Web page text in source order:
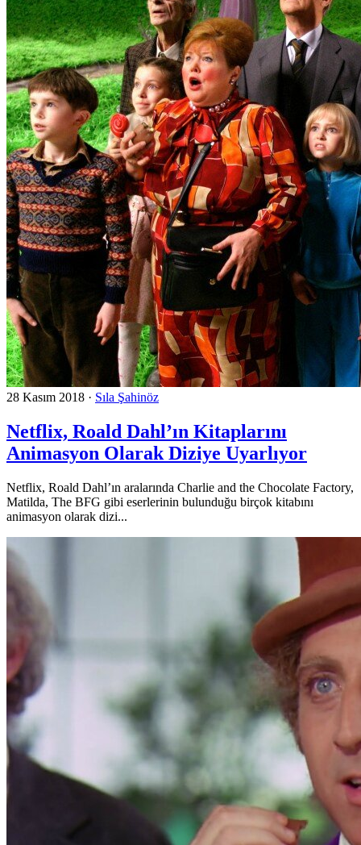
28 Kasım 2018 · Sıla Şahinöz
Netflix, Roald Dahl’ın Kitaplarını
Animasyon Olarak Diziye Uyarlıyor
Netflix, Roald Dahl’ın aralarında Charlie and the Chocolate Factory,
Matilda, The BFG gibi eserlerinin bulunduğu birçok kitabını
animasyon olarak dizi...